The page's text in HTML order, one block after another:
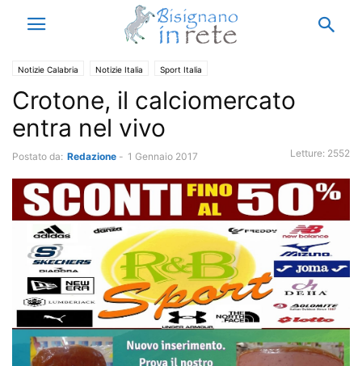
Notizie Calabria Notizie Italia Sport Italia
Crotone, il calciomercato
entra nel vivo
Postato da: Redazione - 1 Gennaio 2017 Letture: 2552